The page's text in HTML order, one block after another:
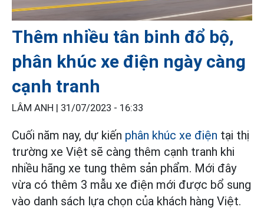
Thêm nhiều tân binh đổ bộ,
phân khúc xe điện ngày càng
cạnh tranh
LÂM ANH | 31/07/2023 - 16:33
Cuối năm nay, dự kiến phân khúc xe điện tại thị
trường xe Việt sẽ càng thêm cạnh tranh khi
nhiều hãng xe tung thêm sản phẩm. Mới đây
vừa có thêm 3 mẫu xe điện mới được bổ sung
vào danh sách lựa chọn của khách hàng Việt.